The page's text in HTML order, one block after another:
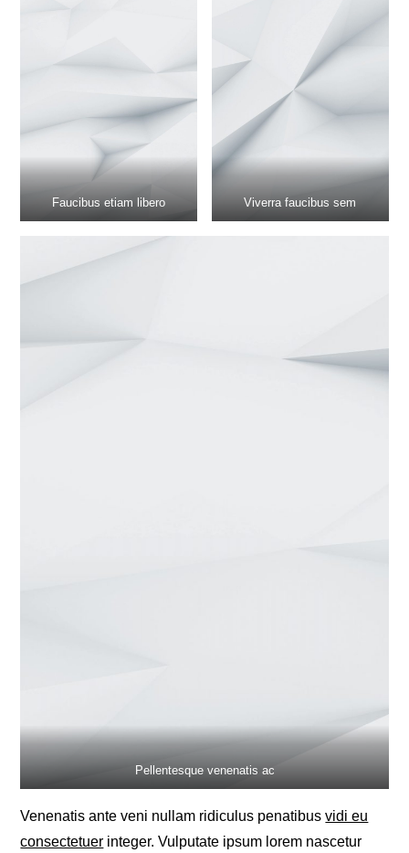
Faucibus etiam libero Viverra faucibus sem
Pellentesque venenatis ac
Venenatis ante veni nullam ridiculus penatibusvidi eu
consectetuer integer. Vulputate ipsum lorem nascetur